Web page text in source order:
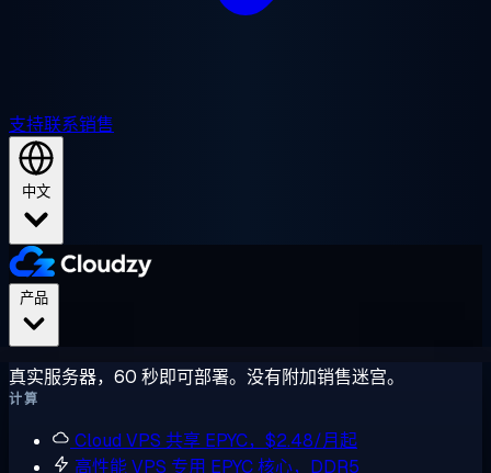
支持联系销售
中文
真实服务器，60 秒即可部署。没有附加销售迷宫。
计算
Cloud VPS 共享 EPYC，$2.48/月起
高性能 VPS 专用 EPYC 核心，DDR5